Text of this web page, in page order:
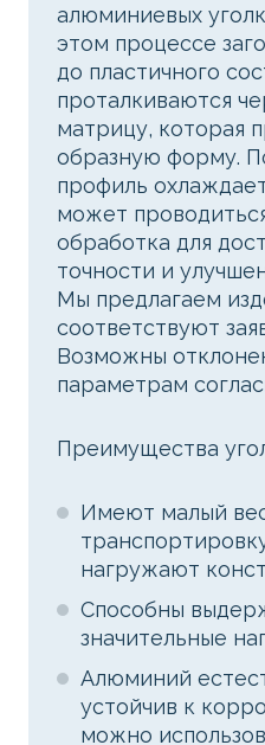
алюминиевых
этом процессе
до пластичного
проталкиваются
матрицу, которая
образную форму.
профиль
может
обработка для
точности и
Мы предлагаем
соответствуют
Возможны
параметрам
Преимущества
Имеют малый
нагружают
Способны
значительные
Алюминий
устойчив к
можно